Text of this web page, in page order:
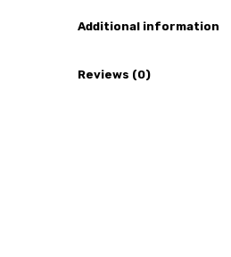
Additional information
Reviews (0)